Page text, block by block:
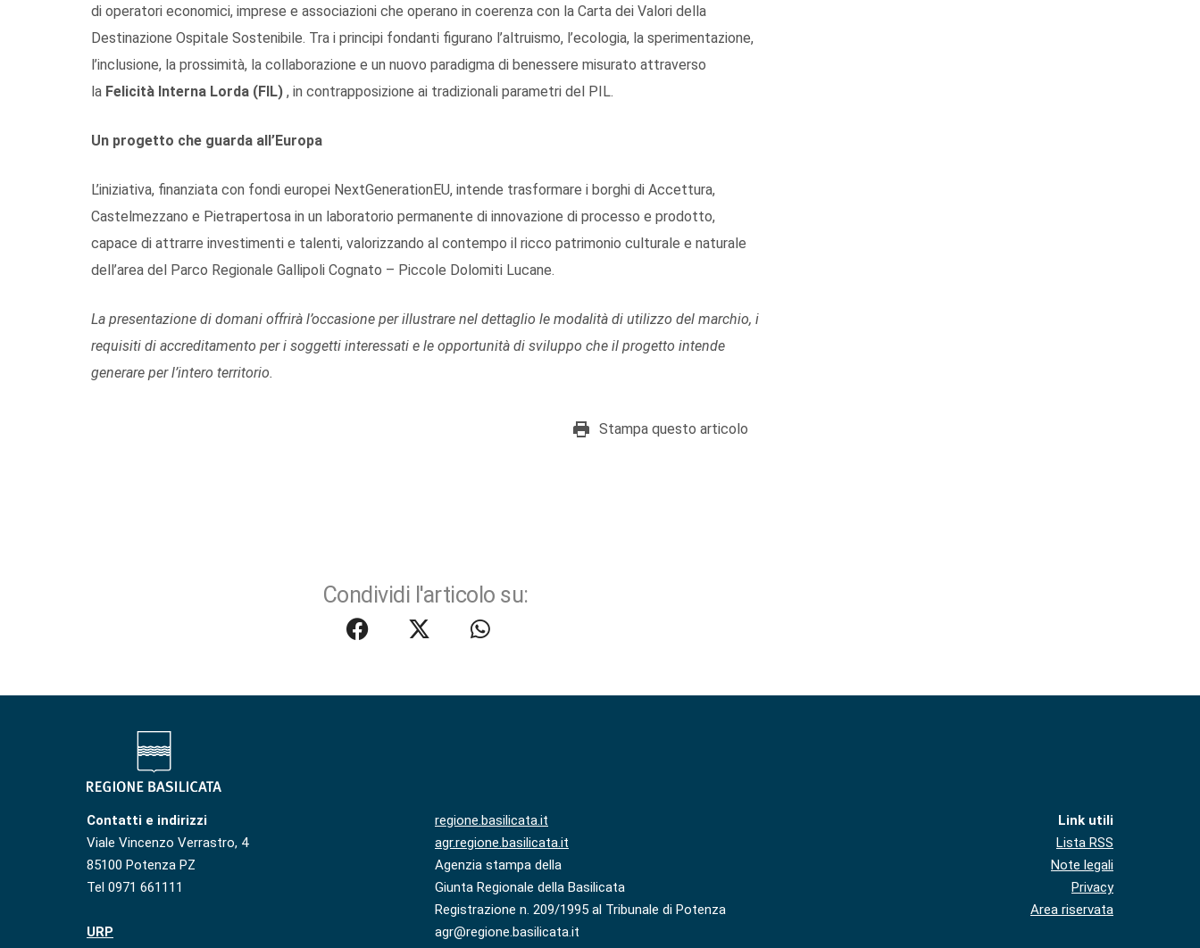
di operatori economici, imprese e associazioni che operano in coerenza con la Carta dei Valori della
Destinazione Ospitale Sostenibile. Tra i principi fondanti figurano l’altruismo, l’ecologia, la sperimentazione,
l’inclusione, la prossimità, la collaborazione e un nuovo paradigma di benessere misurato attraverso
la Felicità Interna Lorda (FIL) , in contrapposizione ai tradizionali parametri del PIL.
Un progetto che guarda all’Europa
L’iniziativa, finanziata con fondi europei NextGenerationEU, intende trasformare i borghi di Accettura,
Castelmezzano e Pietrapertosa in un laboratorio permanente di innovazione di processo e prodotto,
capace di attrarre investimenti e talenti, valorizzando al contempo il ricco patrimonio culturale e naturale
dell’area del Parco Regionale Gallipoli Cognato – Piccole Dolomiti Lucane.
La presentazione di domani offrirà l’occasione per illustrare nel dettaglio le modalità di utilizzo del marchio, i
requisiti di accreditamento per i soggetti interessati e le opportunità di sviluppo che il progetto intende
generare per l’intero territorio.
Stampa questo articolo
Condividi l'articolo su:
Contatti e indirizzi
Viale Vincenzo Verrastro, 4
85100 Potenza PZ
Tel 0971 661111
URP
regione.basilicata.it
agr.regione.basilicata.it
Agenzia stampa della
Giunta Regionale della Basilicata
Registrazione n. 209/1995 al Tribunale di Potenza
agr@regione.basilicata.it
Link utili
Lista RSS
Note legali
Privacy
Area riservata